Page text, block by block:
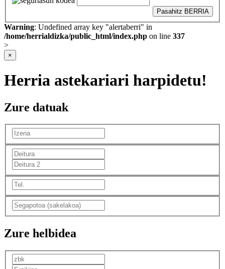
Pasahitz BERRIA
Warning: Undefined array key "alertaberri" in
/home/herrialdizka/public_html/index.php on line 337
>
×
Herria astekariari harpidetu!
Zure datuak
Zure helbidea